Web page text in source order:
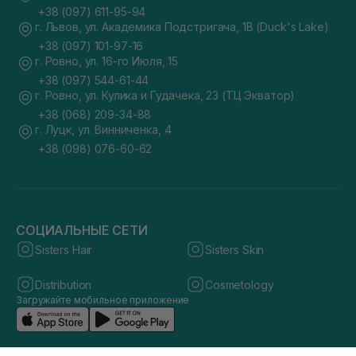
+38 (097) 611-95-94
г. Львов, ул. Академика Подстригача, 1В (Duck's Lake)
+38 (097) 101-97-16
г. Ровно, ул. 16-го Июля, 15
+38 (097) 544-61-44
г. Ровно, ул. Кулика и Гудачека, 23 (ТЦ Экватор)
+38 (068) 209-34-88
г. Луцк, ул. Винниченка, 4
+38 (098) 076-60-62
СОЦИАЛЬНЫЕ СЕТИ
Sisters Hair Sisters Skin
Distribution Cosmetology
Загружайте мобильное приложение